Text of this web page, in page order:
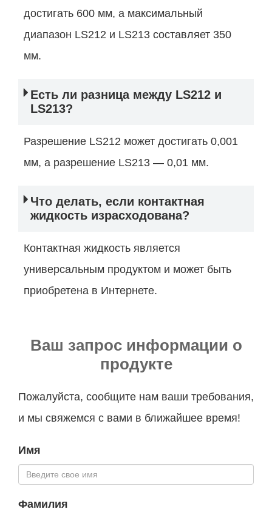
достигать 600 мм, а максимальный
диапазон LS212 и LS213 составляет 350
мм.
Есть ли разница между LS212 и
LS213?
Разрешение LS212 может достигать 0,001
мм, а разрешение LS213 — 0,01 мм.
Что делать, если контактная
жидкость израсходована?
Контактная жидкость является
универсальным продуктом и может быть
приобретена в Интернете.
Ваш запрос информации о
продукте
Пожалуйста, сообщите нам ваши требования,
и мы свяжемся с вами в ближайшее время!
Имя
Фамилия